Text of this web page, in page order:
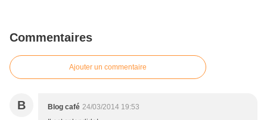
Commentaires
Ajouter un commentaire
B Blog café 24/03/2014 19:53